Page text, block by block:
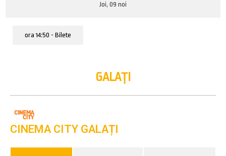
Joi, 09 noi
ora 14:50 - Bilete
GALAȚI
CINEMA CITY GALAȚI